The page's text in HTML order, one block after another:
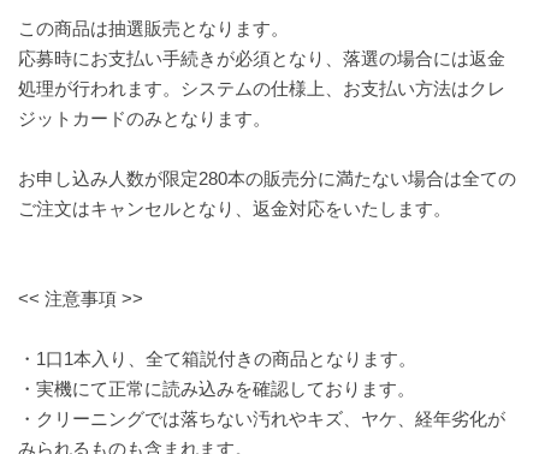
この商品は抽選販売となります。
応募時にお支払い手続きが必須となり、落選の場合には返金
処理が行われます。システムの仕様上、お支払い方法はクレ
ジットカードのみとなります。
お申し込み人数が限定280本の販売分に満たない場合は全ての
ご注文はキャンセルとなり、返金対応をいたします。
<< 注意事項 >>
・1口1本入り、全て箱説付きの商品となります。
・実機にて正常に読み込みを確認しております。
・クリーニングでは落ちない汚れやキズ、ヤケ、経年劣化が
みられるものも含まれます。